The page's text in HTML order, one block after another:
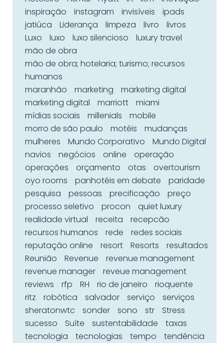
inspiração
instagram invisíveis
ipads
jatiúca
Liderança limpeza livro
livros
Luxo
luxo luxo silencioso
luxury travel
mão de obra
mão de obra; hotelaria; turismo; recursos
humanos
maranhão
marketing
marketing digital
marketing digital
marriott
miami
mídias sociais
millenials
mobile
morro de são paulo
motéis
mudanças
mulheres
Mundo Corporativo
Mundo Digital
navios
negócios online
operação
operações
orçamento otas
overtourism
oyo rooms
panhotéis em debate
paridade
pesquisa
pessoas precificação
preço
processo seletivo
procon
quiet luxury
realidade virtual
receita
recepcão
recursos humanos
rede
redes sociais
reputação online
resort Resorts
resultados
Reunião
Revenue
revenue management
revenue manager
reveue management
reviews
rfp RH rio de janeiro
rioquente
ritz
robótica salvador serviço
serviços
sheratonwtc
sonder sono str
Stress
sucesso
Suíte sustentabilidade
taxas
tecnologia
tecnologias tempo
tendência